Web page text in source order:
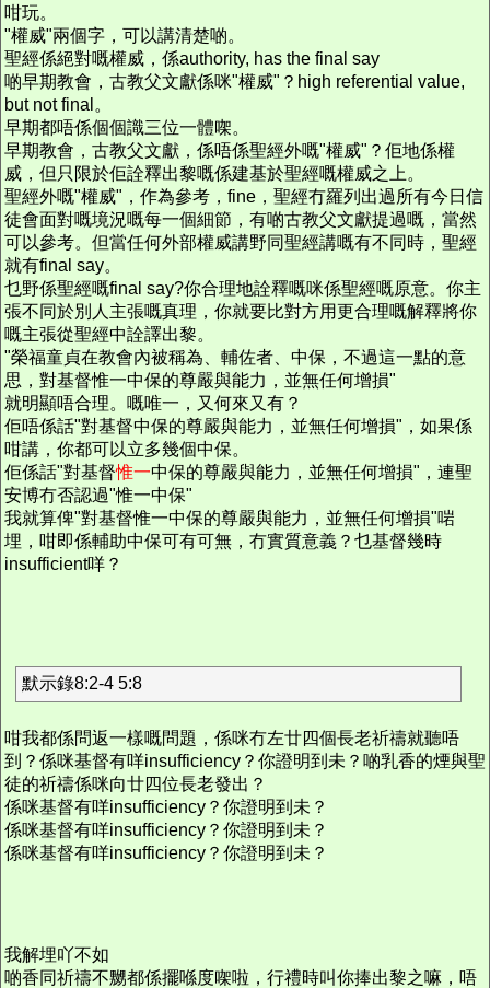
咁玩。
"權威"兩個字，可以講清楚啲。
聖經係絕對嘅權威，係authority, has the final say
啲早期教會，古教父文獻係咪"權威"？high referential value,
but not final。
早期都唔係個個識三位一體㗎。
早期教會，古教父文獻，係唔係聖經外嘅"權威"？佢地係權
威，但只限於佢詮釋出黎嘅係建基於聖經嘅權威之上。
聖經外嘅"權威"，作為參考，fine，聖經冇羅列出過所有今日信
徒會面對嘅境況嘅每一個細節，有啲古教父文獻提過嘅，當然
可以參考。但當任何外部權威講野同聖經講嘅有不同時，聖經
就有final say。
乜野係聖經嘅final say?你合理地詮釋嘅咪係聖經嘅原意。你主
張不同於別人主張嘅真理，你就要比對方用更合理嘅解釋將你
嘅主張從聖經中詮譯出黎。
"榮福童貞在教會內被稱為、輔佐者、中保，不過這一點的意
思，對基督惟一中保的尊嚴與能力，並無任何增損"
就明顯唔合理。嘅唯一，又何來又有？
佢唔係話"對基督中保的尊嚴與能力，並無任何增損"，如果係
咁講，你都可以立多幾個中保。
佢係話"對基督惟一中保的尊嚴與能力，並無任何增損"，連聖
安博冇否認過"惟一中保"
我就算俾"對基督惟一中保的尊嚴與能力，並無任何增損"啱
埋，咁即係輔助中保可有可無，冇實質意義？乜基督幾時
insufficient咩？
默示錄8:2-4 5:8
咁我都係問返一樣嘅問題，係咪冇左廿四個長老祈禱就聽唔
到？係咪基督有咩insufficiency？你證明到未？啲乳香的煙與聖
徒的祈禱係咪向廿四位長老發出？
係咪基督有咩insufficiency？你證明到未？
係咪基督有咩insufficiency？你證明到未？
係咪基督有咩insufficiency？你證明到未？
我解埋吖不如
啲香同祈禱不嬲都係擺喺度㗎啦，行禮時叫你捧出黎之嘛，唔